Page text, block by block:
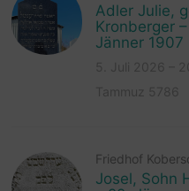
Adler Julie,
Kronberger –
Jänner 1907
Friedhof
Josel, Sohn